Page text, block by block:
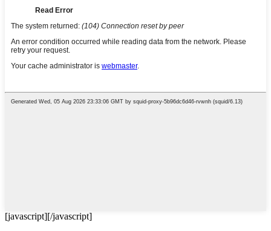
[javascript][/javascript]